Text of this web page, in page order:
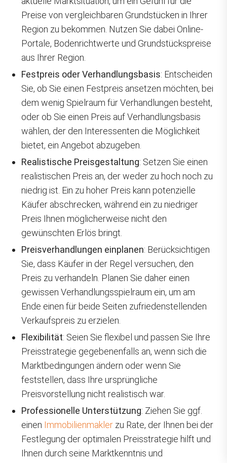
Preise von vergleichbaren Grundstücken in Ihrer
Region zu bekommen. Nutzen Sie dabei Online-
Portale, Bodenrichtwerte und Grundstückspreise
aus Ihrer Region.
Festpreis oder Verhandlungsbasis: Entscheiden
Sie, ob Sie einen Festpreis ansetzen möchten, bei
dem wenig Spielraum für Verhandlungen besteht,
oder ob Sie einen Preis auf Verhandlungsbasis
wählen, der den Interessenten die Möglichkeit
bietet, ein Angebot abzugeben.
Realistische Preisgestaltung: Setzen Sie einen
realistischen Preis an, der weder zu hoch noch zu
niedrig ist. Ein zu hoher Preis kann potenzielle
Käufer abschrecken, während ein zu niedriger
Preis Ihnen möglicherweise nicht den
gewünschten Erlös bringt.
Preisverhandlungen einplanen: Berücksichtigen
Sie, dass Käufer in der Regel versuchen, den
Preis zu verhandeln. Planen Sie daher einen
gewissen Verhandlungsspielraum ein, um am
Ende einen für beide Seiten zufriedenstellenden
Verkaufspreis zu erzielen.
Flexibilität: Seien Sie flexibel und passen Sie Ihre
Preisstrategie gegebenenfalls an, wenn sich die
Marktbedingungen ändern oder wenn Sie
feststellen, dass Ihre ursprüngliche
Preisvorstellung nicht realistisch war.
Professionelle Unterstützung: Ziehen Sie ggf.
einen Immobilienmakler zu Rate, der Ihnen bei der
Festlegung der optimalen Preisstrategie hilft und
Ihnen durch seine Marktkenntnis und